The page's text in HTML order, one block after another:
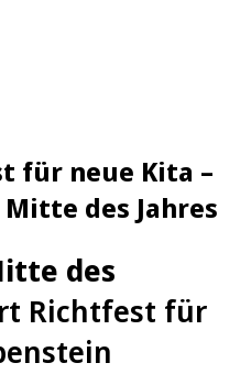
für neue Kita –
des Jahres
des
Richtfest für